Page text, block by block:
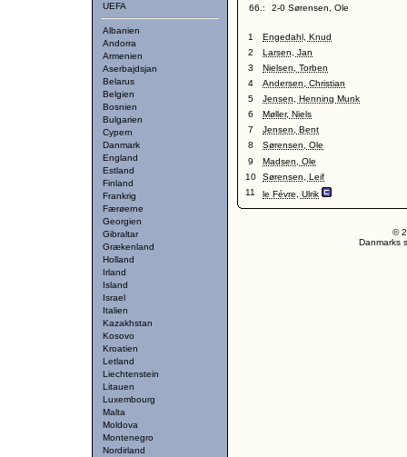
UEFA
Albanien
Andorra
Armenien
Aserbajdsjan
Belarus
Belgien
Bosnien
Bulgarien
Cypern
Danmark
England
Estland
Finland
Frankrig
Færøerne
Georgien
Gibraltar
Grækenland
Holland
Irland
Island
Israel
Italien
Kazakhstan
Kosovo
Kroatien
Letland
Liechtenstein
Litauen
Luxembourg
Malta
Moldova
Montenegro
Nordirland
66.:
2-0 Sørensen, Ole
1
Engedahl, Knud
2
Larsen, Jan
3
Nielsen, Torben
4
Andersen, Christian
5
Jensen, Henning Munk
6
Møller, Niels
7
Jensen, Bent
8
Sørensen, Ole
9
Madsen, Ole
10
Sørensen, Leif
11
le Févre, Ulrik
©
Danmarks